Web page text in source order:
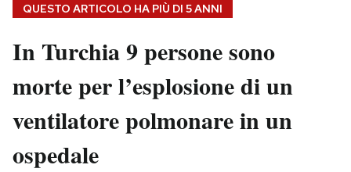
HOME
Italia
Politica
Tecnologia
Scienza
Moda
Consumismi
Storie/Idee
QUESTO ARTICOLO HA PIÙ DI 5 ANNI
In Turchia 9 persone sono
morte per l’esplosione di un
ventilatore polmonare in un
ospedale